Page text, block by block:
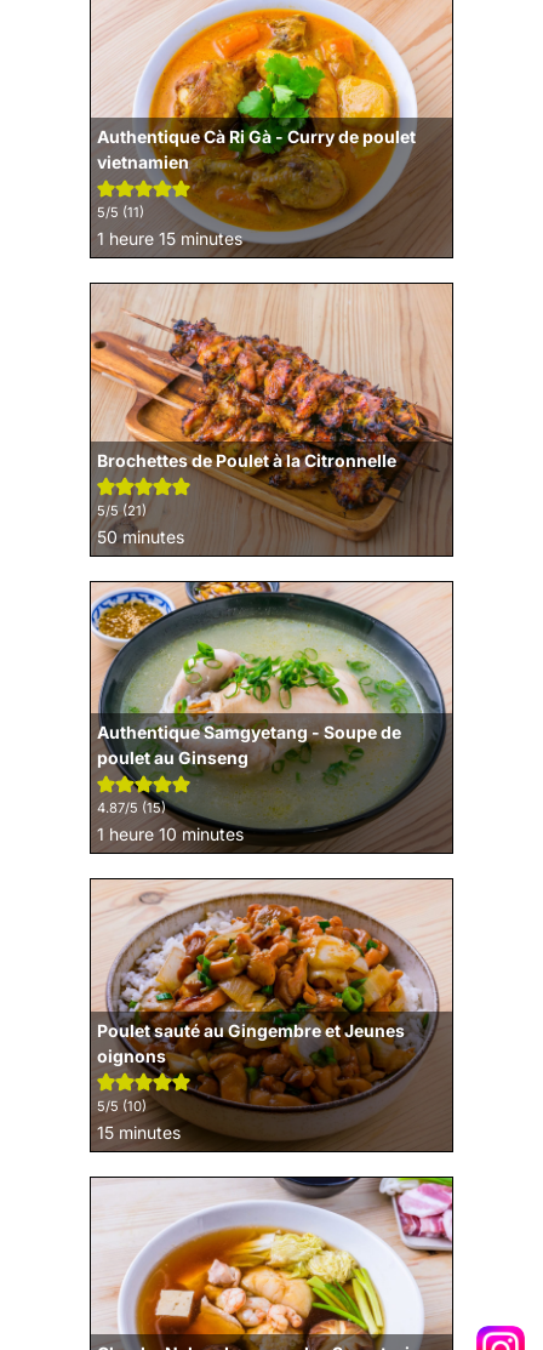
Authentique Cà Ri Gà - Curry de poulet
vietnamien
5/5 (11)
1 heure
heure 15minutes
minutes
Brochettes de Poulet à la Citronnelle
5/5 (21)
50minutes
minutes
Authentique Samgyetang - Soupe de
poulet au Ginseng
4.87/5 (15)
1 heure
heure 10 minutes
minutes
Poulet sauté au Gingembre et Jeunes
oignons
5/5 (10)
15minutes
minutes